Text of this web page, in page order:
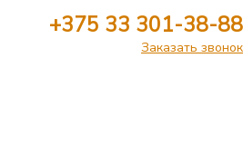
+375 33 301-38-88
Заказать звонок